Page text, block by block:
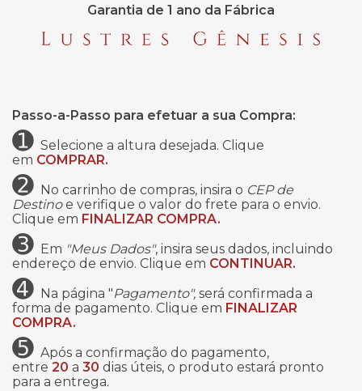
Garantia de 1 ano da Fábrica
Passo-a-Passo para efetuar a sua Compra:
➊ Selecione a altura desejada. Clique
em COMPRAR.
➋ No carrinho de compras, insira o CEP de
Destinoe verifique o valor do frete para o envio.
Clique em FINALIZAR COMPRA.
➌ Em "Meus Dados", insira seus dados, incluindo
endereço de envio. Clique em CONTINUAR.
➍ Na página "Pagamento", será confirmada a
forma de pagamento. Clique em FINALIZAR
COMPRA.
➎ Após a confirmação do pagamento,
entre 20 a 30 dias úteis, o produto estará pronto
para a entrega.